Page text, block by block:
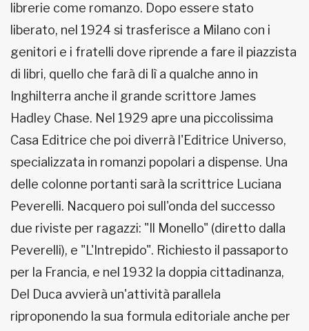
librerie come romanzo. Dopo essere stato
liberato, nel 1924 si trasferisce a Milano con i
genitori e i fratelli dove riprende a fare il piazzista
di libri, quello che farà di lì a qualche anno in
Inghilterra anche il grande scrittore James
Hadley Chase. Nel 1929 apre una piccolissima
Casa Editrice che poi diverrà l'Editrice Universo,
specializzata in romanzi popolari a dispense. Una
delle colonne portanti sarà la scrittrice Luciana
Peverelli. Nacquero poi sull'onda del successo
due riviste per ragazzi: "Il Monello" (diretto dalla
Peverelli), e "L'Intrepido". Richiesto il passaporto
per la Francia, e nel 1932 la doppia cittadinanza,
Del Duca avvierà un'attività parallela
riproponendo la sua formula editoriale anche per